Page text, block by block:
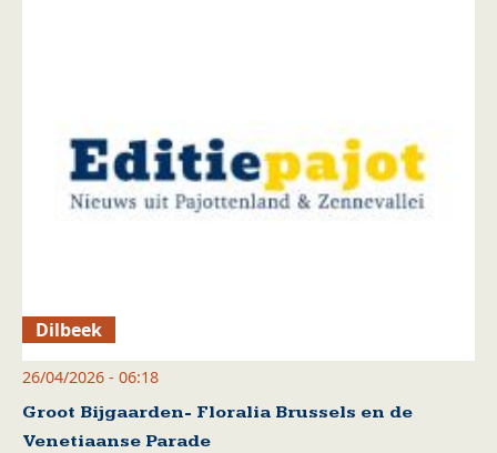
Dilbeek
26/04/2026 - 06:18
Groot Bijgaarden- Floralia Brussels en de
Venetiaanse Parade